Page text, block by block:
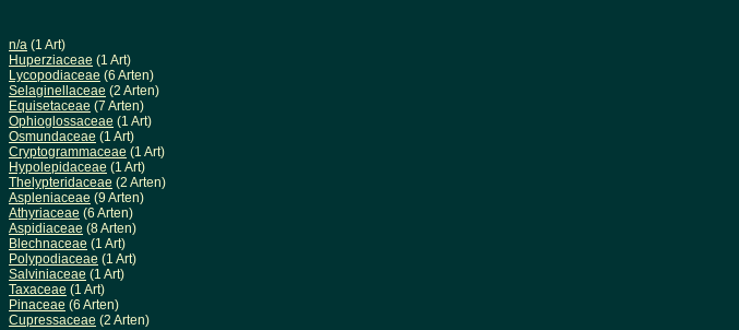
n/a (1 Art)
Huperziaceae (1 Art)
Lycopodiaceae (6 Arten)
Selaginellaceae (2 Arten)
Equisetaceae (7 Arten)
Ophioglossaceae (1 Art)
Osmundaceae (1 Art)
Cryptogrammaceae (1 Art)
Hypolepidaceae (1 Art)
Thelypteridaceae (2 Arten)
Aspleniaceae (9 Arten)
Athyriaceae (6 Arten)
Aspidiaceae (8 Arten)
Blechnaceae (1 Art)
Polypodiaceae (1 Art)
Salviniaceae (1 Art)
Taxaceae (1 Art)
Pinaceae (6 Arten)
Cupressaceae (2 Arten)